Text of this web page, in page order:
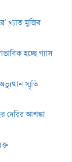
খ্যাত মুজিব
হচ্ছে গ্যাস
স্মৃতি
দেরির আশঙ্কা